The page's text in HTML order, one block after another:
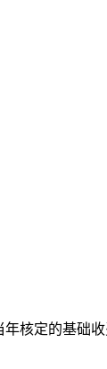
定的基础